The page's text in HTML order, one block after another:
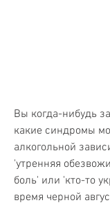
Вы когда-нибудь
какие синдромы
алкогольной
'утренняя
боль' или 'кто-то
время черной